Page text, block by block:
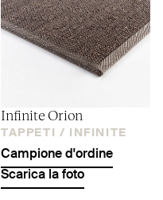
Infinite Orion
TAPPETI / INFINITE
Campione d'ordine
Scarica la foto